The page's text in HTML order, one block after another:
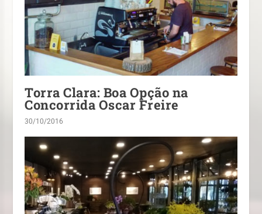
Torra Clara: Boa Opção na
Concorrida Oscar Freire
30/10/2016